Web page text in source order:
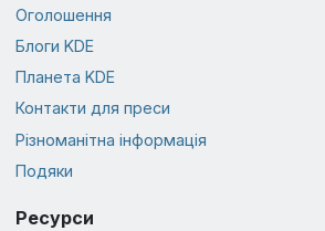
Оголошення
Блоги KDE
Планета KDE
Контакти для преси
Різноманітна інформація
Подяки
Ресурси